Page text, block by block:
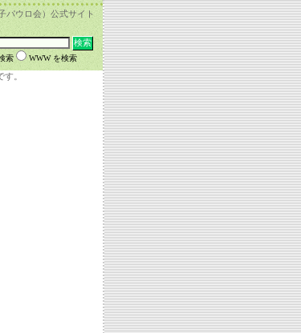
パウロ会）公式サイト
索 WWW を検索
。